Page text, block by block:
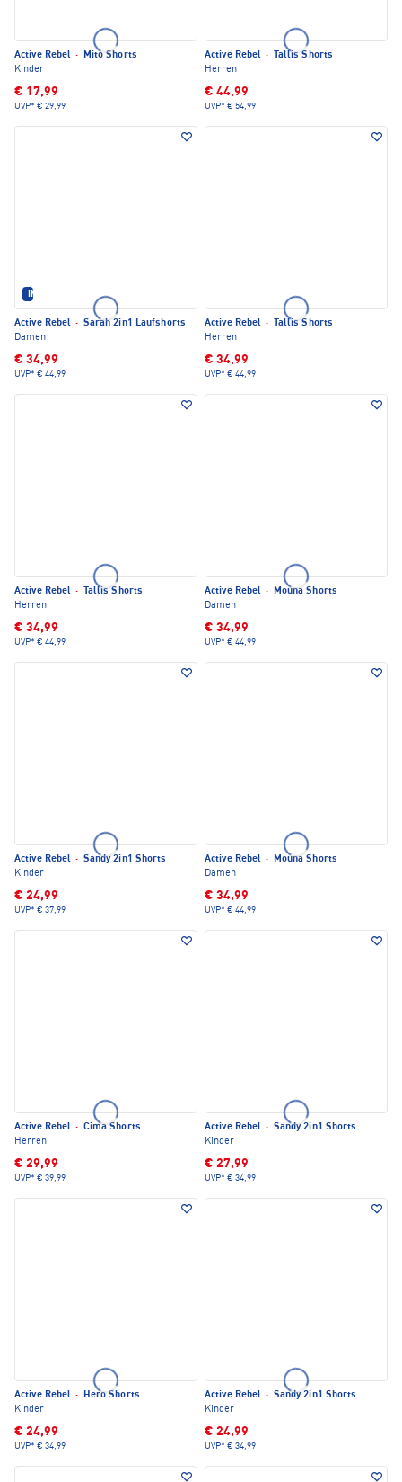
Active Rebel ·
Mito Shorts
Kinder
€ 17,99
UVP* € 29,99
Active Rebel ·
Tallis Shorts
Herren
€ 44,99
UVP* € 54,99
IM SET ERHÄLTLICH
Active Rebel · Sarah 2in1 Laufshorts
Damen
€ 34,99
UVP* € 44,99
Active Rebel ·
Tallis Shorts
Herren
€ 34,99
UVP* € 44,99
Active Rebel ·
Tallis Shorts
Herren
€ 34,99
UVP* € 44,99
Active Rebel ·
Mouna Shorts
Damen
€ 34,99
UVP* € 44,99
Active Rebel · Sandy 2in1 Shorts
Kinder
€ 24,99
UVP* € 37,99
Active Rebel ·
Mouna Shorts
Damen
€ 34,99
UVP* € 44,99
Active Rebel · Cima Shorts
Herren
€ 29,99
UVP* € 39,99
Active Rebel · Sandy 2in1 Shorts
Kinder
€ 27,99
UVP* € 34,99
Active Rebel ·
Hero Shorts
Kinder
€ 24,99
UVP* € 34,99
Active Rebel · Sandy 2in1 Shorts
Kinder
€ 24,99
UVP* € 34,99